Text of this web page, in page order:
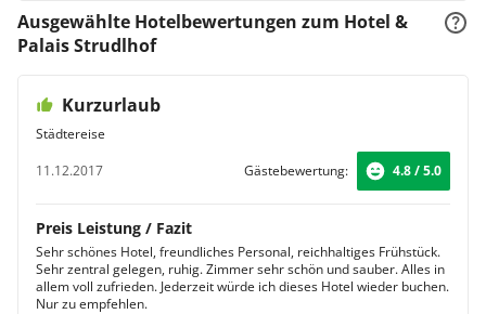
Ausgewählte Hotelbewertungen zum Hotel &
Palais Strudlhof
Kurzurlaub
Städtereise
11.12.2017
Gästebewertung: 4.8 / 5.0
Preis Leistung / Fazit
Sehr schönes Hotel, freundliches Personal, reichhaltiges Frühstück.
Sehr zentral gelegen, ruhig. Zimmer sehr schön und sauber. Alles in
allem voll zufrieden. Jederzeit würde ich dieses Hotel wieder buchen.
Nur zu empfehlen.